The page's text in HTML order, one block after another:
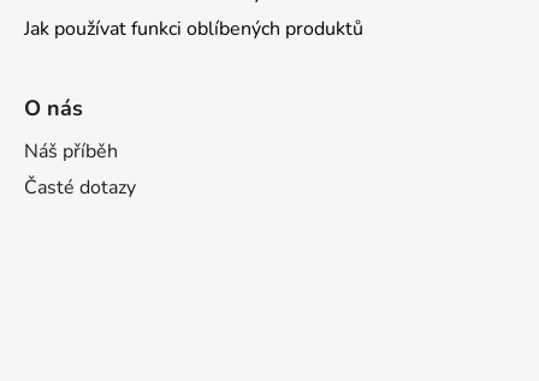
Jak používat funkci oblíbených produktů
O nás
Náš příběh
Časté dotazy